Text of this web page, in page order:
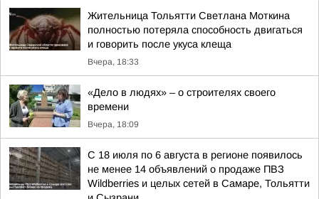
Жительница Тольятти Светлана Моткина
полностью потеряла способность двигаться
и говорить после укуса клеща
Вчера, 18:33
«Дело в людях» – о строителях своего
времени
Вчера, 18:09
С 18 июля по 6 августа в регионе появилось
не менее 14 объявлений о продаже ПВЗ
Wildberries и целых сетей в Самаре, Тольятти